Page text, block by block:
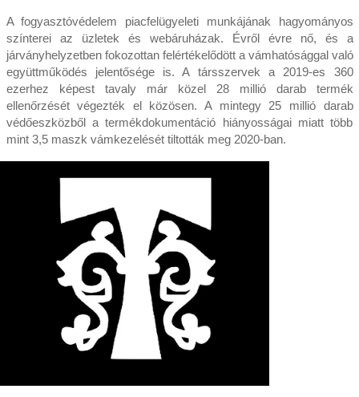
A fogyasztóvédelem piacfelügyeleti munkájának hagyományos
színterei az üzletek és webáruházak. Évről évre nő, és a
járványhelyzetben fokozottan felértékelődött a vámhatósággal való
együttműködés jelentősége is. A társszervek a 2019-es 360
ezerhez képest tavaly már közel 28 millió darab termék
ellenőrzését végezték el közösen. A mintegy 25 millió darab
védőeszközből a termékdokumentáció hiányosságai miatt több
mint 3,5 maszk vámkezelését tiltották meg 2020-ban.